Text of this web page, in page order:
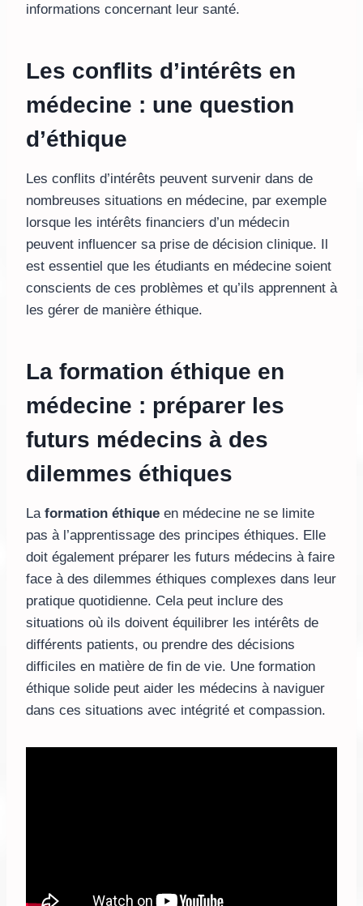
informations concernant leur santé.
Les conflits d’intérêts en
médecine : une question
d’éthique
Les conflits d’intérêts peuvent survenir dans de
nombreuses situations en médecine, par exemple
lorsque les intérêts financiers d’un médecin
peuvent influencer sa prise de décision clinique. Il
est essentiel que les étudiants en médecine soient
conscients de ces problèmes et qu’ils apprennent à
les gérer de manière éthique.
La formation éthique en
médecine : préparer les
futurs médecins à des
dilemmes éthiques
La formation éthique en médecine ne se limite
pas à l’apprentissage des principes éthiques. Elle
doit également préparer les futurs médecins à faire
face à des dilemmes éthiques complexes dans leur
pratique quotidienne. Cela peut inclure des
situations où ils doivent équilibrer les intérêts de
différents patients, ou prendre des décisions
difficiles en matière de fin de vie. Une formation
éthique solide peut aider les médecins à naviguer
dans ces situations avec intégrité et compassion.